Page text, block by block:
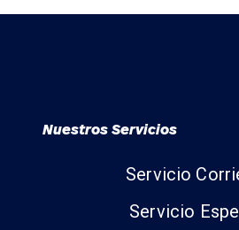
Nuestros Servicios
Servicio
Servicio